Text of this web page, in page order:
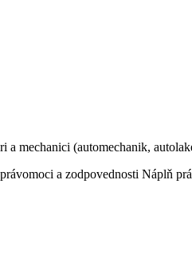
a mechanici (automechanik,
a zodpovednosti Náplň